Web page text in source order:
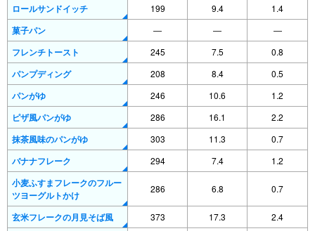
ロールサンドイッチ 199 9.4 1.4
菓子パン ― ― ―
フレンチトースト 245 7.5 0.8
パンプディング 208 8.4 0.5
パンがゆ 246 10.6 1.2
ピザ風パンがゆ 286 16.1 2.2
抹茶風味のパンがゆ 303 11.3 0.7
バナナフレーク 294 7.4 1.2
小麦ふすまフレークのフルー
ツヨーグルトかけ
286 6.8 0.7
玄米フレークの月見そば風 373 17.3 2.4